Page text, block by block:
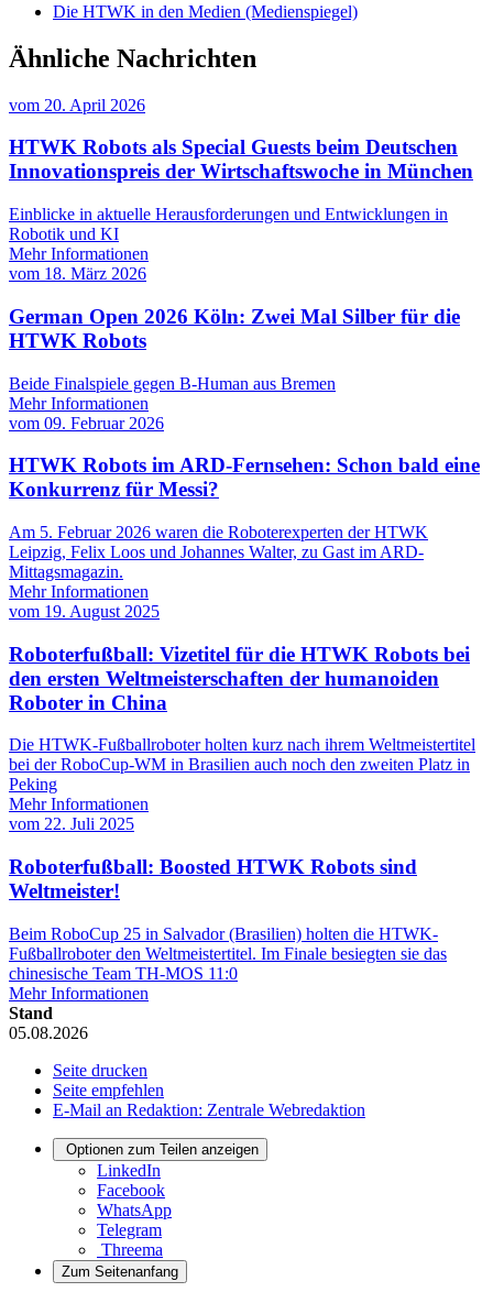
Die HTWK in den Medien (Medienspiegel)
Ähnliche Nachrichten
vom 20. April 2026
HTWK Robots als Special Guests beim Deutschen
Innovationspreis der Wirtschaftswoche in München
Einblicke in aktuelle Herausforderungen und Entwicklungen in
Robotik und KI
Mehr Informationen
vom 18. März 2026
German Open 2026 Köln: Zwei Mal Silber für die
HTWK Robots
Beide Finalspiele gegen B-Human aus Bremen
Mehr Informationen
vom 09. Februar 2026
HTWK Robots im ARD-Fernsehen: Schon bald eine
Konkurrenz für Messi?
Am 5. Februar 2026 waren die Roboterexperten der HTWK
Leipzig, Felix Loos und Johannes Walter, zu Gast im ARD-
Mittagsmagazin.
Mehr Informationen
vom 19. August 2025
Roboterfußball: Vizetitel für die HTWK Robots bei
den ersten Weltmeisterschaften der humanoiden
Roboter in China
Die HTWK-Fußballroboter holten kurz nach ihrem Weltmeistertitel
bei der RoboCup-WM in Brasilien auch noch den zweiten Platz in
Peking
Mehr Informationen
vom 22. Juli 2025
Roboterfußball: Boosted HTWK Robots sind
Weltmeister!
Beim RoboCup 25 in Salvador (Brasilien) holten die HTWK-
Fußballroboter den Weltmeistertitel. Im Finale besiegten sie das
chinesische Team TH-MOS 11:0
Mehr Informationen
Stand
05.08.2026
Seite drucken
Seite empfehlen
E-Mail an Redaktion: Zentrale Webredaktion
Optionen zum Teilen anzeigen
LinkedIn
Facebook
WhatsApp
Telegram
Threema
Zum Seitenanfang